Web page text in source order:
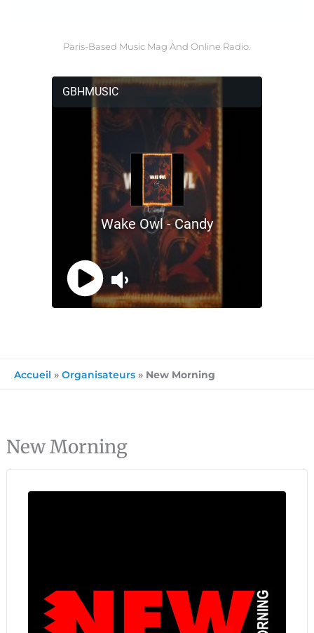
Paris-Based Music Mag And Online Radio.
Accueil » Organisateurs » New Morning
New Morning